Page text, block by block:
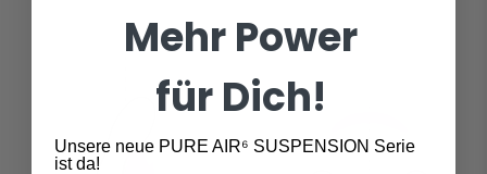
Mehr Power
für Dich!
Unsere neue PURE AIR⁶ SUSPENSION Serie
ist da!